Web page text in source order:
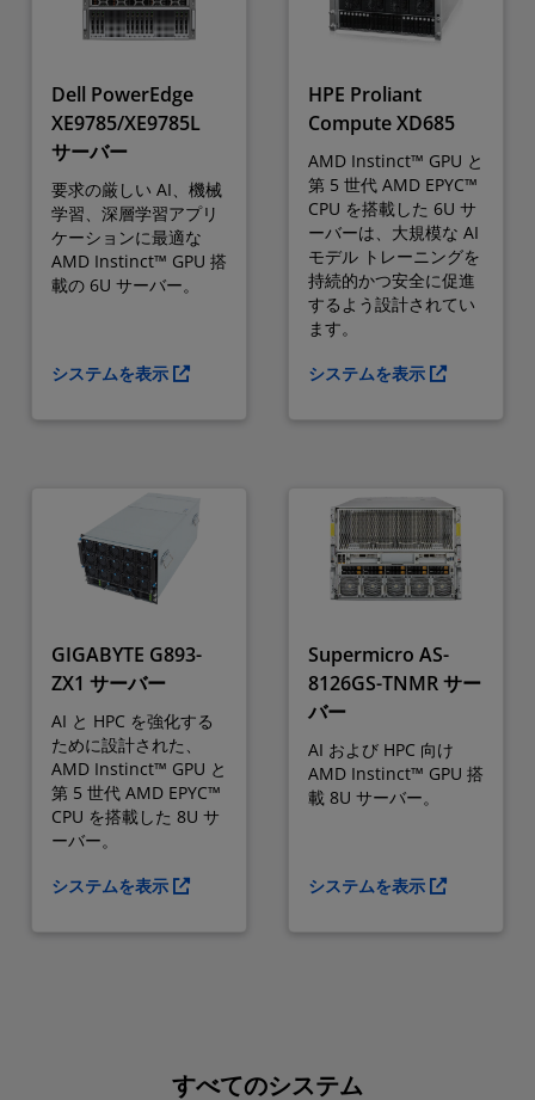
Dell PowerEdge
XE9785/XE9785L
サーバー
要求の厳しい AI、機械
学習、深層学習アプリ
ケーションに最適な
AMD Instinct™ GPU 搭
載の 6U サーバー。
システムを表示
HPE Proliant
Compute XD685
AMD Instinct™ GPU と
第 5 世代 AMD EPYC™
CPU を搭載した 6U サ
ーバーは、大規模な AI
モデル トレーニングを
持続的かつ安全に促進
するよう設計されてい
ます。
システムを表示
GIGABYTE G893-
ZX1 サーバー
AI と HPC を強化する
ために設計された、
AMD Instinct™ GPU と
第 5 世代 AMD EPYC™
CPU を搭載した 8U サ
ーバー。
システムを表示
Supermicro AS-
8126GS-TNMR サー
バー
AI および HPC 向け
AMD Instinct™ GPU 搭
載 8U サーバー。
システムを表示
すべてのシステム